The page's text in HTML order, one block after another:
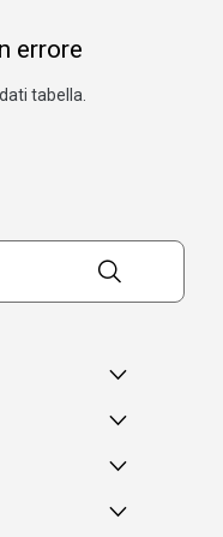
errore
tabella.